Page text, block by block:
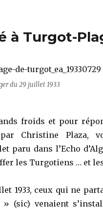
à Turgot-
du 29 juillet 1933
froids et pour
Christine Plaza,
paru dans l’Echo
les Turgotiens … et
1933, ceux qui ne
» (sic) venaient